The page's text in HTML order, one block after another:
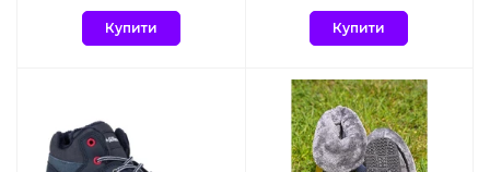
Купити Купити